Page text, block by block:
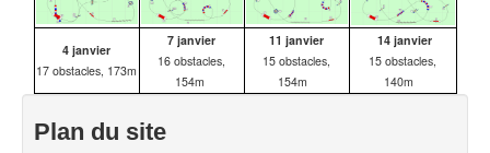
4 janvier
17 obstacles, 173m
7 janvier
16 obstacles,
154m
11 janvier
15 obstacles,
154m
14 janvier
15 obstacles,
140m
Plan du site